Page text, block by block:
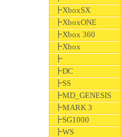
┣XboxSX
┣XboxONE
┣Xbox 360
┣Xbox
┣
┣DC
┣SS
┣MD_GENESIS
┣MARK 3
┣SG1000
┣WS